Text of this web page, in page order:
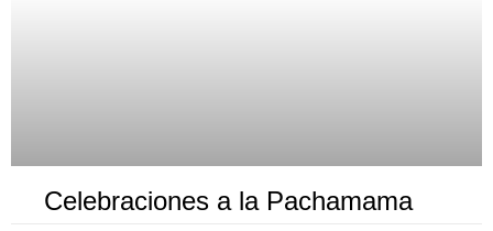
Celebraciones a la Pachamama